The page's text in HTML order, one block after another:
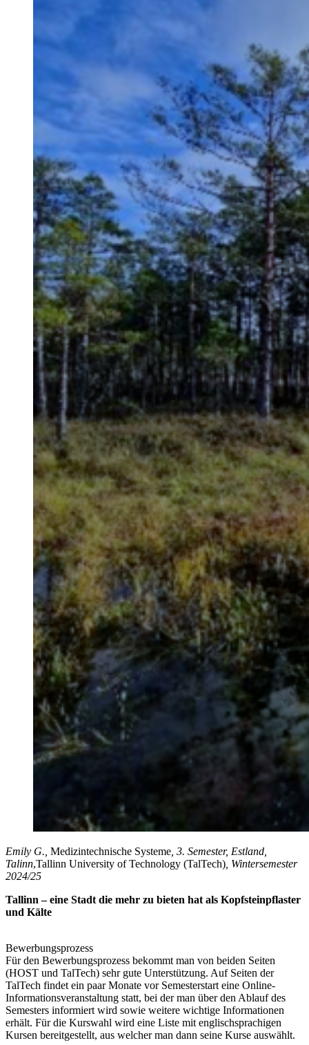
Emily G., Medizintechnische Systeme , 3. Semester, Estland,
Talinn,Tallinn University of Technology (TalTech) , Wintersemester
2024/25
Tallinn – eine Stadt die mehr zu bieten hat als Kopfsteinpflaster
und Kälte
Bewerbungsprozess
Für den Bewerbungsprozess bekommt man von beiden Seiten
(HOST und TalTech) sehr gute Unterstützung. Auf Seiten der
TalTech findet ein paar Monate vor Semesterstart eine Online-
Informationsveranstaltung statt, bei der man über den Ablauf des
Semesters informiert wird sowie weitere wichtige Informationen
erhält. Für die Kurswahl wird eine Liste mit englischsprachigen
Kursen bereitgestellt, aus welcher man dann seine Kurse auswählt.